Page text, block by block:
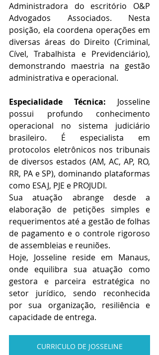
Administradora do escritório O&P
Advogados Associados. Nesta
posição, ela coordena operações em
diversas áreas do Direito (Criminal,
Cível, Trabalhista e Previdenciário),
demonstrando maestria na gestão
administrativa e operacional.
Especialidade Técnica: Josseline
possui profundo conhecimento
operacional no sistema judiciário
brasileiro. É especialista em
protocolos eletrônicos nos tribunais
de diversos estados (AM, AC, AP, RO,
RR, PA e SP), dominando plataformas
como ESAJ, PJE e PROJUDI.
Sua atuação abrange desde a
elaboração de petições simples e
requerimentos até a gestão de folhas
de pagamento e o controle rigoroso
de assembleias e reuniões.
Hoje, Josseline reside em Manaus,
onde equilibra sua atuação como
gestora e parceira estratégica no
setor jurídico, sendo reconhecida
por sua organização, resiliência e
capacidade de entrega.
CURRICULO DE JOSSELINE